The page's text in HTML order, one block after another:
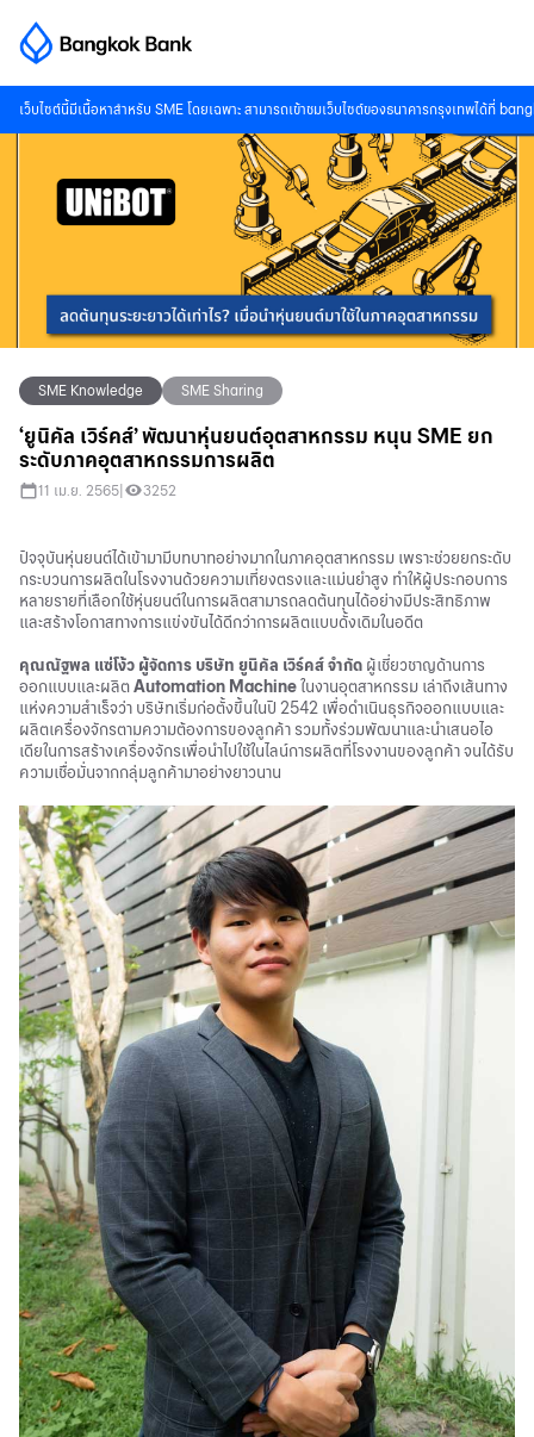
เว็บไซต์นี้มีเนื้อหาสำหรับ SME โดยเฉพาะ สามารถเข้าชมเว็บไซต์ของธนาคารกรุงเทพได้ที่
SME Knowledge SME Sharing
‘ยูนิคัล เวิร์คส์’ พัฒนาหุ่นยนต์อุตสาหกรรม หนุน SME ยก
ระดับภาคอุตสาหกรรมการผลิต
11 เม.ย. 2565 3252
ปัจจุบันหุ่นยนต์ได้เข้ามามีบทบาทอย่างมากในภาคอุตสาหกรรม เพราะช่วยยกระดับ
กระบวนการผลิตในโรงงานด้วยความเที่ยงตรงและแม่นยำสูง ทำให้ผู้ประกอบการ
หลายรายที่เลือกใช้หุ่นยนต์ในการผลิตสามารถลดต้นทุนได้อย่างมีประสิทธิภาพ
และสร้างโอกาสทางการแข่งขันได้ดีกว่าการผลิตแบบดั้งเดิมในอดีต
คุณณัฐพล แซ่โง้ว ผู้จัดการ บริษัท ยูนิคัล เวิร์คส์ จำกัด ผู้เชี่ยวชาญด้านการ
ออกแบบและผลิตAutomation Machineในงานอุตสาหกรรม เล่าถึงเส้นทาง
แห่งความสำเร็จว่า บริษัทเริ่มก่อตั้งขึ้นในปี 2542 เพื่อดำเนินธุรกิจออกแบบและ
ผลิตเครื่องจักรตามความต้องการของลูกค้า รวมทั้งร่วมพัฒนาและนำเสนอไอ
เดียในการสร้างเครื่องจักรเพื่อนำไปใช้ในไลน์การผลิตที่โรงงานของลูกค้า จนได้รับ
ความเชื่อมั่นจากกลุ่มลูกค้ามาอย่างยาวนาน